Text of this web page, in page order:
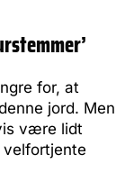
for, at
jord. Men
være lidt